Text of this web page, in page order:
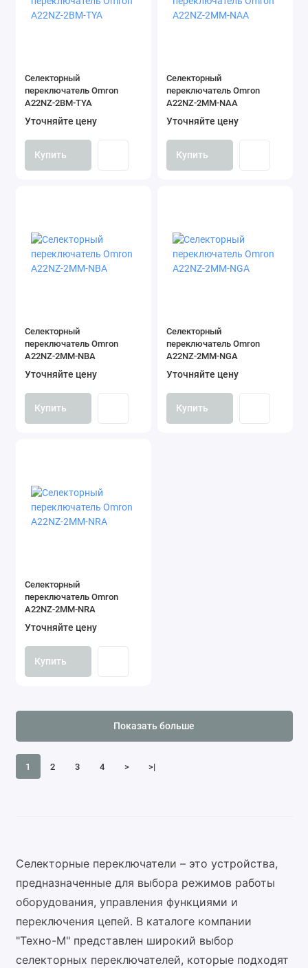
Селекторный
переключатель Omron
A22NZ-2BM-TYA
Уточняйте цену
Купить
Селекторный
переключатель Omron
A22NZ-2MM-NAA
Уточняйте цену
Купить
Селекторный
переключатель Omron
A22NZ-2MM-NBA
Уточняйте цену
Купить
Селекторный
переключатель Omron
A22NZ-2MM-NGA
Уточняйте цену
Купить
Селекторный
переключатель Omron
A22NZ-2MM-NRA
Уточняйте цену
Купить
1 2 3 4 > >|
Показать больше
Селекторные переключатели – это устройства,
предназначенные для выбора режимов работы
оборудования, управления функциями и
переключения цепей. В каталоге компании
"Техно-М" представлен широкий выбор
селекторных переключателей, которые подходят